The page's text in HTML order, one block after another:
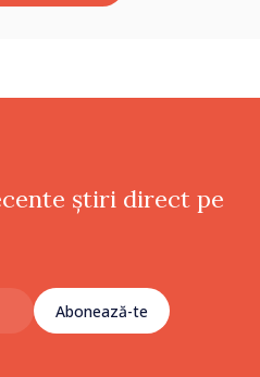
știri direct pe
Abonează-te